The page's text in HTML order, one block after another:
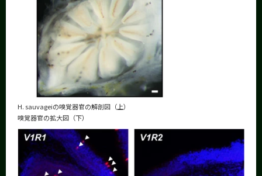
H. sauvageiの嗅覚器官の解剖図（上）
嗅覚器官の拡大図（下）